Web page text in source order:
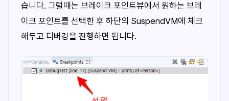
습니다. 그럴때는 브레이크 포인트뷰에서 원하는 브레
이크 포인트를 선택한 후 하단의 SuspendVM에 체크
해두고 디버깅을 진행하면 됩니다.